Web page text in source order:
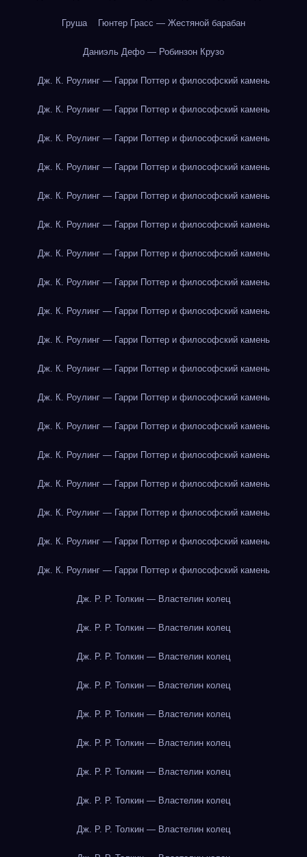
Груша Гюнтер Грасс — Жестяной барабан
Даниэль Дефо — Робинзон Крузо
Дж. К. Роулинг — Гарри Поттер и философский камень
Дж. К. Роулинг — Гарри Поттер и философский камень
Дж. К. Роулинг — Гарри Поттер и философский камень
Дж. К. Роулинг — Гарри Поттер и философский камень
Дж. К. Роулинг — Гарри Поттер и философский камень
Дж. К. Роулинг — Гарри Поттер и философский камень
Дж. К. Роулинг — Гарри Поттер и философский камень
Дж. К. Роулинг — Гарри Поттер и философский камень
Дж. К. Роулинг — Гарри Поттер и философский камень
Дж. К. Роулинг — Гарри Поттер и философский камень
Дж. К. Роулинг — Гарри Поттер и философский камень
Дж. К. Роулинг — Гарри Поттер и философский камень
Дж. К. Роулинг — Гарри Поттер и философский камень
Дж. К. Роулинг — Гарри Поттер и философский камень
Дж. К. Роулинг — Гарри Поттер и философский камень
Дж. К. Роулинг — Гарри Поттер и философский камень
Дж. К. Роулинг — Гарри Поттер и философский камень
Дж. К. Роулинг — Гарри Поттер и философский камень
Дж. Р. Р. Толкин — Властелин колец
Дж. Р. Р. Толкин — Властелин колец
Дж. Р. Р. Толкин — Властелин колец
Дж. Р. Р. Толкин — Властелин колец
Дж. Р. Р. Толкин — Властелин колец
Дж. Р. Р. Толкин — Властелин колец
Дж. Р. Р. Толкин — Властелин колец
Дж. Р. Р. Толкин — Властелин колец
Дж. Р. Р. Толкин — Властелин колец